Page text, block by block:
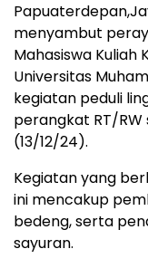
menyambut
Mahasiswa Kuliah
Universitas
kegiatan peduli
perangkat RT/
(13/12/24).
Kegiatan yang
ini mencakup
bedeng, serta
sayuran.